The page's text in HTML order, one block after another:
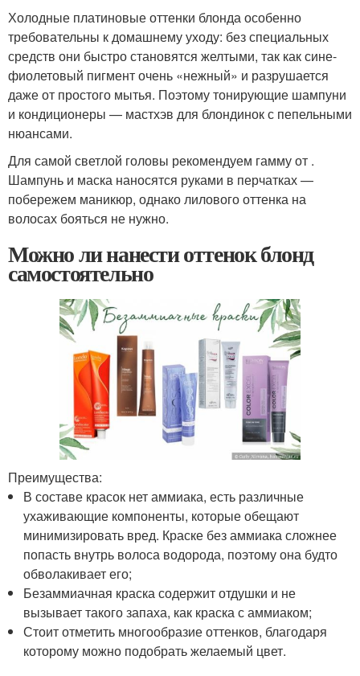
Холодные платиновые оттенки блонда особенно
требовательны к домашнему уходу: без специальных
средств они быстро становятся желтыми, так как сине-
фиолетовый пигмент очень «нежный» и разрушается
даже от простого мытья. Поэтому тонирующие шампуни
и кондиционеры — мастхэв для блондинок с пепельными
нюансами.
Для самой светлой головы рекомендуем гамму от .
Шампунь и маска наносятся руками в перчатках —
побережем маникюр, однако лилового оттенка на
волосах бояться не нужно.
Можно ли нанести оттенок блонд
самостоятельно
Преимущества:
В составе красок нет аммиака, есть различные
ухаживающие компоненты, которые обещают
минимизировать вред. Краске без аммиака сложнее
попасть внутрь волоса водорода, поэтому она будто
обволакивает его;
Безаммиачная краска содержит отдушки и не
вызывает такого запаха, как краска с аммиаком;
Стоит отметить многообразие оттенков, благодаря
которому можно подобрать желаемый цвет.